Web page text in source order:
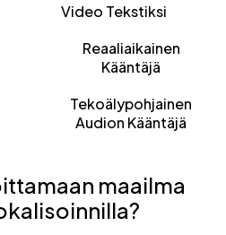
Video Tekstiksi
Reaaliaikainen
Kääntäjä
Tekoälypohjainen
Audion Kääntäjä
maailma